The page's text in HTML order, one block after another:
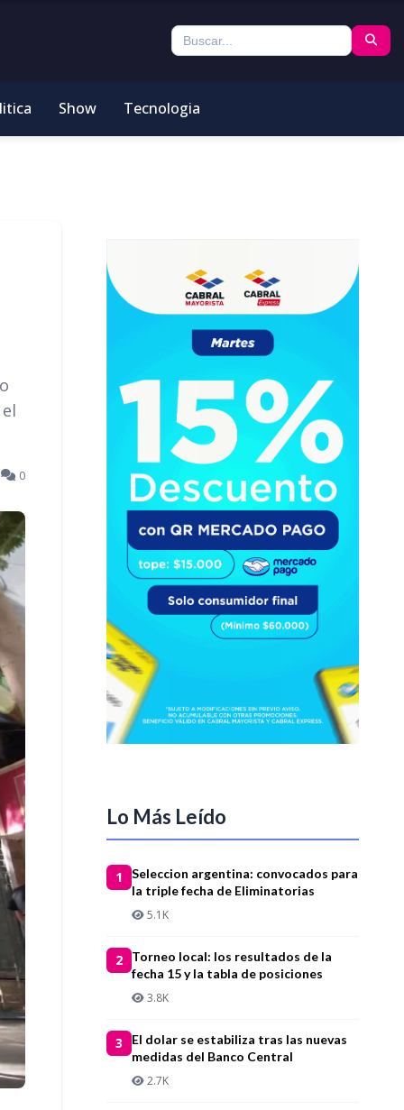
Show Tecnologia
0
Lo Más Leído
1
Seleccion argentina: convocados para
la triple fecha de Eliminatorias
5.1K
2
Torneo local: los resultados de la
fecha 15 y la tabla de posiciones
3.8K
3
El dolar se estabiliza tras las nuevas
medidas del Banco Central
2.7K